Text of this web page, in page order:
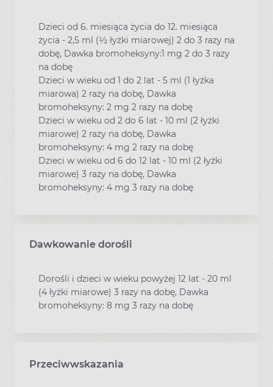
Dzieci od 6. miesiąca życia do 12. miesiąca
życia - 2,5 ml (½ łyżki miarowej) 2 do 3 razy na
dobę, Dawka bromoheksyny:1 mg 2 do 3 razy
na dobę
Dzieci w wieku od 1 do 2 lat - 5 ml (1 łyżka
miarowa) 2 razy na dobę, Dawka
bromoheksyny: 2 mg 2 razy na dobę
Dzieci w wieku od 2 do 6 lat - 10 ml (2 łyżki
miarowe) 2 razy na dobę, Dawka
bromoheksyny: 4 mg 2 razy na dobę
Dzieci w wieku od 6 do 12 lat - 10 ml (2 łyżki
miarowe) 3 razy na dobę, Dawka
bromoheksyny: 4 mg 3 razy na dobę
Dawkowanie dorośli
Dorośli i dzieci w wieku powyżej 12 lat - 20 ml
(4 łyżki miarowe) 3 razy na dobę, Dawka
bromoheksyny: 8 mg 3 razy na dobę
Przeciwwskazania